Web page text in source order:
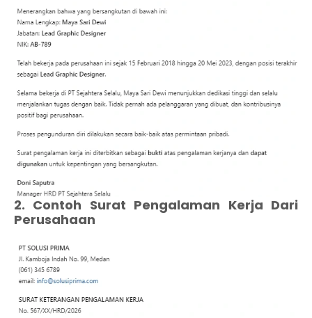
2. Contoh Surat Pengalaman Kerja Dari
Perusahaan